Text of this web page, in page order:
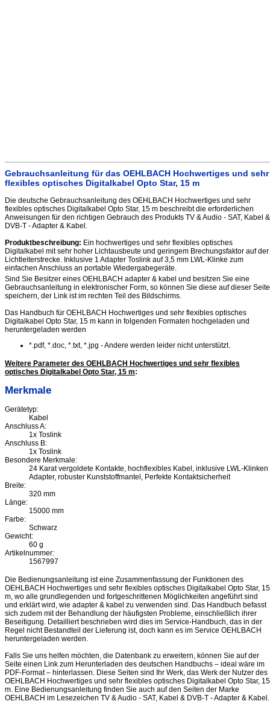
Gebrauchsanleitung für das OEHLBACH Hochwertiges und sehr
flexibles optisches Digitalkabel Opto Star, 15 m
Die deutsche Gebrauchsanleitung des OEHLBACH Hochwertiges und sehr
flexibles optisches Digitalkabel Opto Star, 15 m beschreibt die erforderlichen
Anweisungen für den richtigen Gebrauch des Produkts TV & Audio - SAT, Kabel &
DVB-T - Adapter & Kabel.
Produktbeschreibung: Ein hochwertiges und sehr flexibles optisches
Digitalkabel mit sehr hoher Lichtausbeute und geringem Brechungsfaktor auf der
Lichtleiterstrecke. Inklusive 1 Adapter Toslink auf 3,5 mm LWL-Klinke zum
einfachen Anschluss an portable Wiedergabegeräte.
Sind Sie Besitzer eines OEHLBACH adapter & kabel und besitzen Sie eine
Gebrauchsanleitung in elektronischer Form, so können Sie diese auf dieser Seite
speichern, der Link ist im rechten Teil des Bildschirms.
Das Handbuch für OEHLBACH Hochwertiges und sehr flexibles optisches
Digitalkabel Opto Star, 15 m kann in folgenden Formaten hochgeladen und
heruntergeladen werden
*.pdf, *.doc, *.txt, *.jpg - Andere werden leider nicht unterstützt.
Weitere Parameter des OEHLBACH Hochwertiges und sehr flexibles
optisches Digitalkabel Opto Star, 15 m:
Merkmale
Gerätetyp:
Kabel
Anschluss A:
1x Toslink
Anschluss B:
1x Toslink
Besondere Merkmale:
24 Karat vergoldete Kontakte, hochflexibles Kabel, inklusive LWL-Klinken
Adapter, robuster Kunststoffmantel, Perfekte Kontaktsicherheit
Breite:
320 mm
Länge:
15000 mm
Farbe:
Schwarz
Gewicht:
60 g
Artikelnummer:
1567997
Die Bedienungsanleitung ist eine Zusammenfassung der Funktionen des
OEHLBACH Hochwertiges und sehr flexibles optisches Digitalkabel Opto Star, 15
m, wo alle grundlegenden und fortgeschrittenen Möglichkeiten angeführt sind
und erklärt wird, wie adapter & kabel zu verwenden sind. Das Handbuch befasst
sich zudem mit der Behandlung der häufigsten Probleme, einschließlich ihrer
Beseitigung. Detailliert beschrieben wird dies im Service-Handbuch, das in der
Regel nicht Bestandteil der Lieferung ist, doch kann es im Service OEHLBACH
heruntergeladen werden.
Falls Sie uns helfen möchten, die Datenbank zu erweitern, können Sie auf der
Seite einen Link zum Herunterladen des deutschen Handbuchs – ideal wäre im
PDF-Format – hinterlassen. Diese Seiten sind Ihr Werk, das Werk der Nutzer des
OEHLBACH Hochwertiges und sehr flexibles optisches Digitalkabel Opto Star, 15
m. Eine Bedienungsanleitung finden Sie auch auf den Seiten der Marke
OEHLBACH im Lesezeichen TV & Audio - SAT, Kabel & DVB-T - Adapter & Kabel.